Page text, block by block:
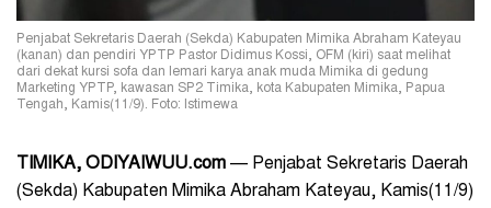
Penjabat Sekretaris Daerah (Sekda) Kabupaten Mimika Abraham Kateyau
(kanan) dan pendiri YPTP Pastor Didimus Kossi, OFM (kiri) saat melihat
dari dekat kursi sofa dan lemari karya anak muda Mimika di gedung
Marketing YPTP, kawasan SP2 Timika, kota Kabupaten Mimika, Papua
Tengah, Kamis(11/9). Foto: Istimewa
TIMIKA, ODIYAIWUU.com — Penjabat Sekretaris Daerah
(Sekda) Kabupaten Mimika Abraham Kateyau, Kamis(11/9)